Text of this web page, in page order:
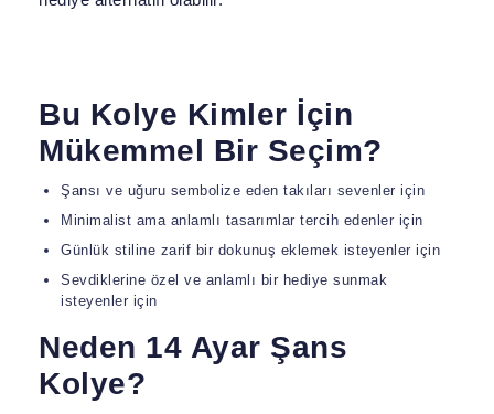
Bu Kolye Kimler İçin
Mükemmel Bir Seçim?
Şansı ve uğuru sembolize eden takıları sevenler için
Minimalist ama anlamlı tasarımlar tercih edenler için
Günlük stiline zarif bir dokunuş eklemek isteyenler için
Sevdiklerine özel ve anlamlı bir hediye sunmak
isteyenler için
Neden 14 Ayar Şans
Kolye?